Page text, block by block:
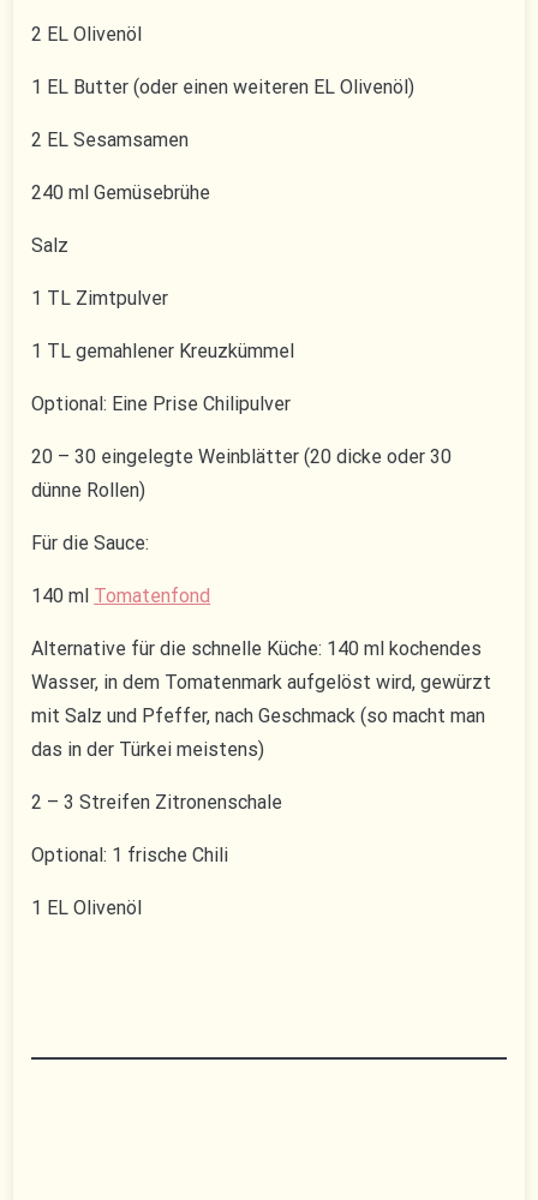
2 EL Olivenöl
1 EL Butter (oder einen weiteren EL Olivenöl)
2 EL Sesamsamen
240 ml Gemüsebrühe
Salz
1 TL Zimtpulver
1 TL gemahlener Kreuzkümmel
Optional: Eine Prise Chilipulver
20 – 30 eingelegte Weinblätter (20 dicke oder 30
dünne Rollen)
Für die Sauce:
140 ml Tomatenfond
Alternative für die schnelle Küche: 140 ml kochendes
Wasser, in dem Tomatenmark aufgelöst wird, gewürzt
mit Salz und Pfeffer, nach Geschmack (so macht man
das in der Türkei meistens)
2 – 3 Streifen Zitronenschale
Optional: 1 frische Chili
1 EL Olivenöl